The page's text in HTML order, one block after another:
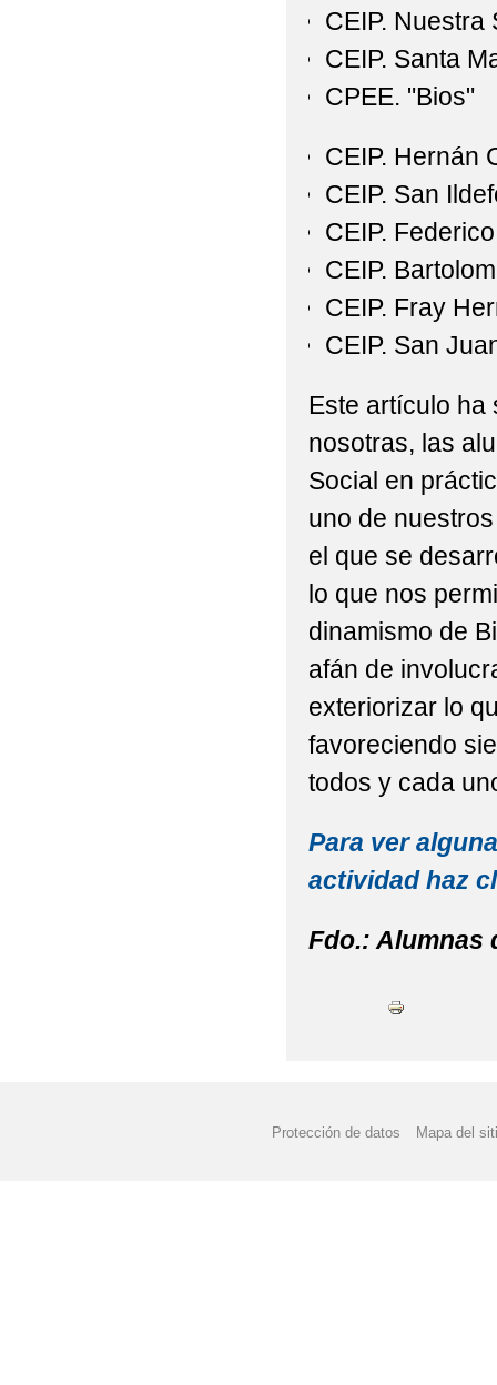
CEIP. Nuestra
CEIP. Santa
CPEE. "Bios"
CEIP. Hernán
CEIP. San
CEIP.
CEIP.
CEIP. Fray
CEIP. San
Este artículo ha
nosotras, las
Social en
uno de
el que se
lo que nos
dinamismo de
afán de
exteriorizar lo
favoreciendo
todos y cada
Para ver
actividad haz
Fdo.: Alumnas
Protección de datos Mapa del